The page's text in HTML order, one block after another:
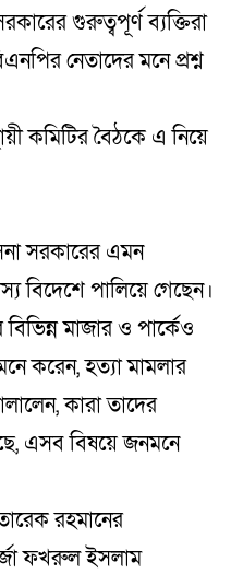
গুরুত্বপূর্ণ ব্যক্তিরা
নেতাদের মনে প্রশ্ন
কমিটির বৈঠকে এ নিয়ে
সরকারের এমন
বিদেশে পালিয়ে গেছেন।
মাজার ও পার্কেও
করেন, হত্যা মামলার
কারা তাদের
এসব বিষয়ে জনমনে
রহমানের
ফখরুল ইসলাম